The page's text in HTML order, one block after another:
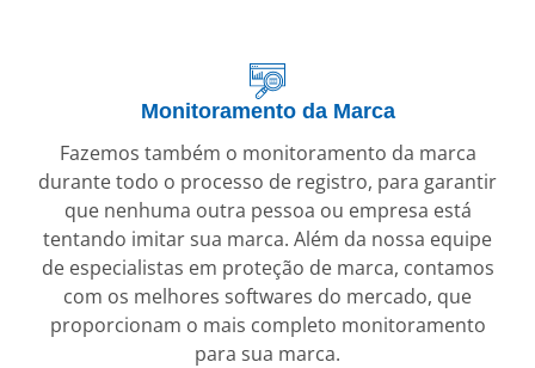
Monitoramento da Marca
Fazemos também o monitoramento da marca
durante todo o processo de registro, para garantir
que nenhuma outra pessoa ou empresa está
tentando imitar sua marca. Além da nossa equipe
de especialistas em proteção de marca, contamos
com os melhores softwares do mercado, que
proporcionam o mais completo monitoramento
para sua marca.